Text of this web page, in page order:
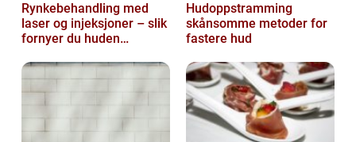
Rynkebehandling med
laser og injeksjoner – slik
fornyer du huden
Hudoppstramming
skånsomme metoder for
fastere hud